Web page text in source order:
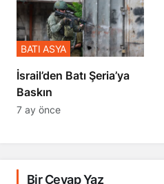
​​​​​​​İsrail’den Batı Şeria’ya
Baskın
BATI ASYA
7 ay önce
Bir Cevap Yaz